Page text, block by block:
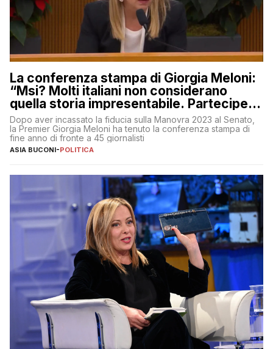
La conferenza stampa di Giorgia Meloni:
“Msi? Molti italiani non considerano
quella storia impresentabile. Parteciperò
al 25 aprile”
Dopo aver incassato la fiducia sulla Manovra 2023 al Senato,
la Premier Giorgia Meloni ha tenuto la conferenza stampa di
fine anno di fronte a 45 giornalisti
ASIA BUCONI-POLITICA